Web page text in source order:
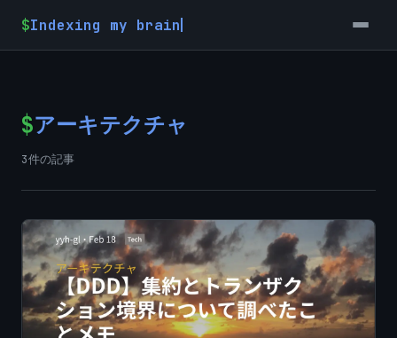
$Indexing my brain
$アーキテクチャ
3件の記事